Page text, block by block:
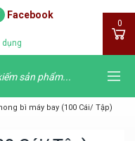
Facebook
dụng
0
bì máy bay (100 Cái/ Tập)